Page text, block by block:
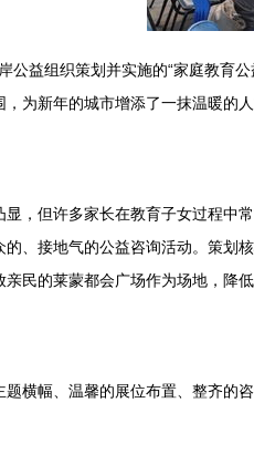
公益组织策划并实施的“家庭教育
为新年的城市增添了一抹温暖的人
，但许多家长在教育子女过程中
、接地气的公益咨询活动。策划
民的莱蒙都会广场作为场地，降
横幅、温馨的展位布置、整齐的